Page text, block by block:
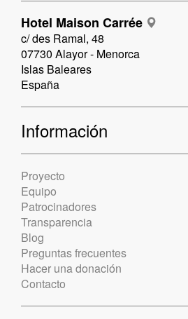
Hotel Maison Carrée
c/ des Ramal, 48
07730 Alayor - Menorca
Islas Baleares
España
Información
Proyecto
Equipo
Patrocinadores
Transparencia
Blog
Preguntas frecuentes
Hacer una donación
Contacto